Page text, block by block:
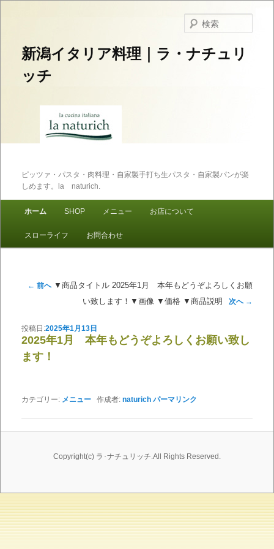
新潟イタリア料理｜ラ・ナチュリ
ッチ
ピッツァ・パスタ・肉料理・自家製手打ち生パスタ・自家製パンが楽
しめます。la naturich.
メインコンテンツへ移動
サブコンテンツへ移動
ホーム SHOP メニュー お店について
スローライフ お問合わせ
投稿ナビゲーション
← 前へ▼商品タイトル 2025年1月 本年もどうぞよろしくお願
い致します！▼画像 ▼価格 ▼商品説明
次へ →
2025年1月 本年もどうぞよろしくお願い致し
ます！
投稿日:2025年1月13日
カテゴリー: メニュー作成者: naturich パーマリンク
Copyright(c) ラ･ナチュリッチ.All Rights Reserved.